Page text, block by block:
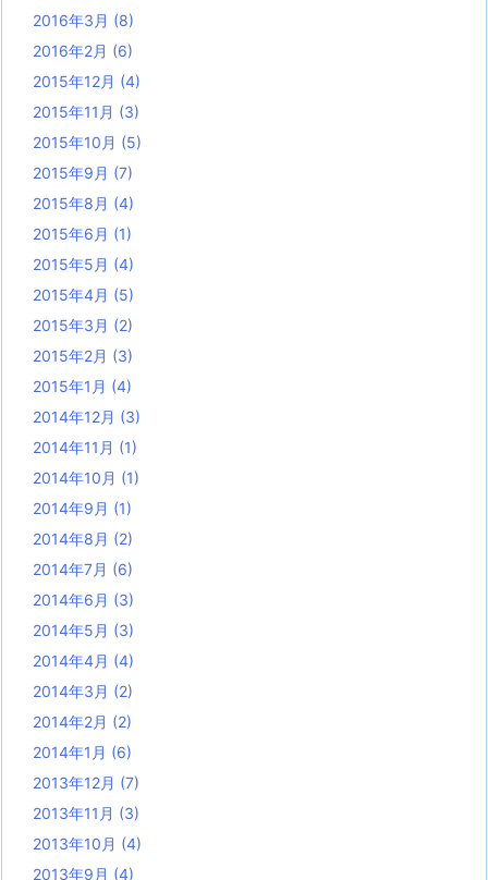
2016年3月 (8)
2016年2月 (6)
2015年12月 (4)
2015年11月 (3)
2015年10月 (5)
2015年9月 (7)
2015年8月 (4)
2015年6月 (1)
2015年5月 (4)
2015年4月 (5)
2015年3月 (2)
2015年2月 (3)
2015年1月 (4)
2014年12月 (3)
2014年11月 (1)
2014年10月 (1)
2014年9月 (1)
2014年8月 (2)
2014年7月 (6)
2014年6月 (3)
2014年5月 (3)
2014年4月 (4)
2014年3月 (2)
2014年2月 (2)
2014年1月 (6)
2013年12月 (7)
2013年11月 (3)
2013年10月 (4)
2013年9月 (4)